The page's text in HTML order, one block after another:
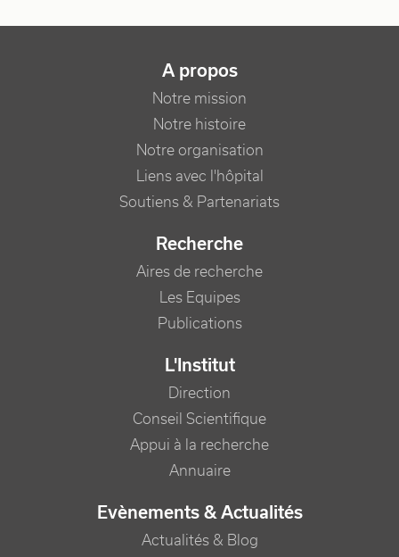
NAVIGATION PRINCIPALE
A propos
Notre mission
Notre histoire
Notre organisation
Liens avec l'hôpital
Soutiens & Partenariats
Recherche
Aires de recherche
Les Equipes
Publications
L'Institut
Direction
Conseil Scientifique
Appui à la recherche
Annuaire
Evènements & Actualités
Actualités & Blog